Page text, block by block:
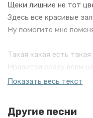
Щеки лишние не тот
Здесь все красивые
Ну помогите мне
Такая какая есть
Нравится сразу всем
Милая моя ну как же ты
Показать весь текст
Другие песни